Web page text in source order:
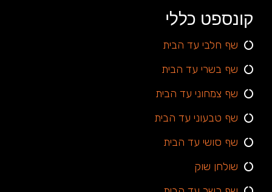
קונספט כללי
שף חלבי עד הבית
שף בשרי עד הבית
שף צמחוני עד הבית
שף טבעוני עד הבית
שף סושי עד הבית
שולחן שוק